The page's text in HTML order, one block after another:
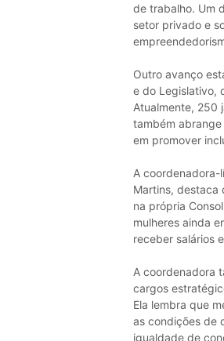
de trabalho. Um
setor privado e
Outro avanço
e do Legislativo,
Atualmente, 250
também
em promover
A coordenadora-
Martins, destaca
na própria
mulheres ainda
receber salários
A coordenadora
cargos
Ela lembra que
as condições de
igualdade de